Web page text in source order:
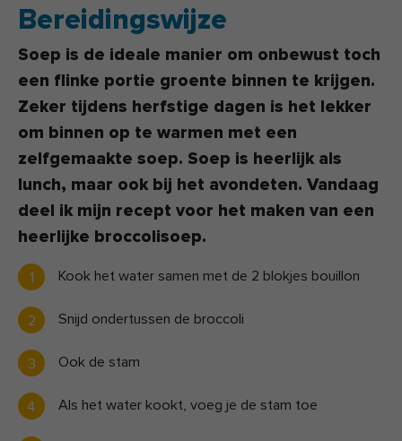
Bereidingswijze
Soep is de ideale manier om onbewust toch
een flinke portie groente binnen te krijgen.
Zeker tijdens herfstige dagen is het lekker
om binnen op te warmen met een
zelfgemaakte soep. Soep is heerlijk als
lunch, maar ook bij het avondeten. Vandaag
deel ik mijn recept voor het maken van een
heerlijke broccolisoep.
Kook het water samen met de 2 blokjes bouillon
Snijd ondertussen de broccoli
Ook de stam
Als het water kookt, voeg je de stam toe